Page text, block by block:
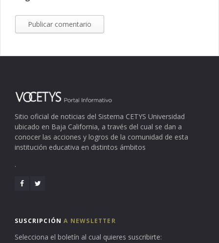
Sitio oficial de noticias del Sistema CETYS Universidad
ubicado en Baja California, a través del cual se dan a
conocer las acciones y logros de la comunidad de esta
institución educativa en distintos ámbitos
.
SUSCRIPCIÓNA NEWSLETTER
Selecciona el boletín al cual quieres suscribirte: